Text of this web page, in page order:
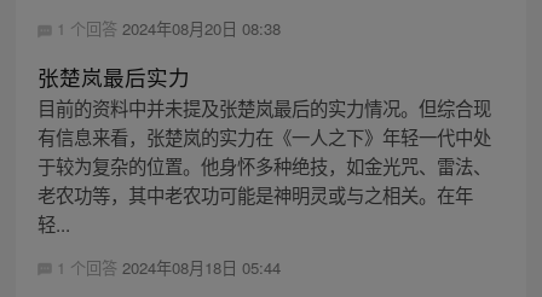
1 个回答 2024年08月20日 08:38
张楚岚最后实力
目前的资料中并未提及张楚岚最后的实力情况。但综合现
有信息来看，张楚岚的实力在《一人之下》年轻一代中处
于较为复杂的位置。他身怀多种绝技，如金光咒、雷法、
老农功等，其中老农功可能是神明灵或与之相关。在年
轻...
1 个回答 2024年08月18日 05:44